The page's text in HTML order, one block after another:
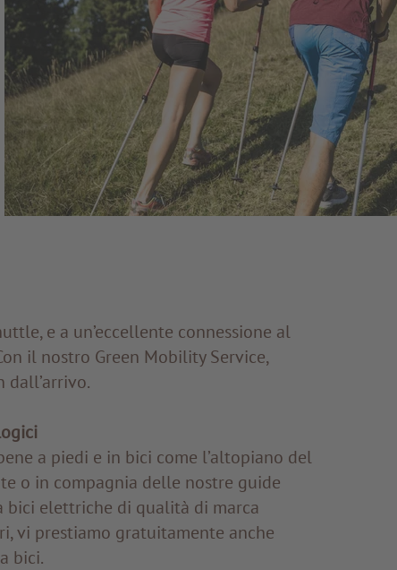
e a un’eccellente connessione al
il nostro Green Mobility Service,
dall’arrivo.
a piedi e in bici come l’altopiano del
o in compagnia delle nostre guide
elettriche di qualità di marca
vi prestiamo gratuitamente anche
bici.